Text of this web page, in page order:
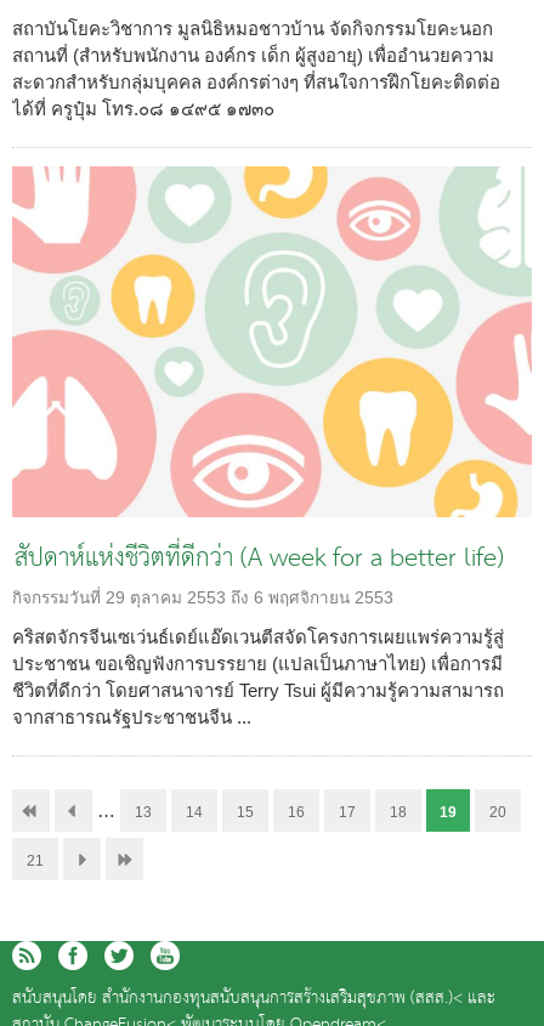
สถาบันโยคะวิชาการ มูลนิธิหมอชาวบ้าน จัดกิจกรรมโยคะนอก
สถานที่ (สำหรับพนักงาน องค์กร เด็ก ผู้สูงอายุ) เพื่ออำนวยความ
สะดวกสำหรับกลุ่มบุคคล องค์กรต่างๆ ที่สนใจการฝึกโยคะติดต่อ
ได้ที่ ครูปุ๋ม โทร.๐๘ ๑๔๙๕ ๑๗๓๐
สัปดาห์แห่งชีวิตที่ดีกว่า (A week for a better life)
กิจกรรมวันที่ 29 ตุลาคม 2553 ถึง 6 พฤศจิกายน 2553
คริสตจักรจีนเซเว่นธ์เดย์แอ๊ดเวนตีสจัดโครงการเผยแพร่ความรู้สู่
ประชาชน ขอเชิญฟังการบรรยาย (แปลเป็นภาษาไทย) เพื่อการมี
ชีวิตที่ดีกว่า โดยศาสนาจารย์ Terry Tsui ผู้มีความรู้ความสามารถ
จากสาธารณรัฐประชาชนจีน ...
… 13 14 15 16 17 18 19 20
21
สนับสนุนโดย สำนักงานกองทุนสนับสนุนการสร้างเสริมสุขภาพ (สสส.)< และ